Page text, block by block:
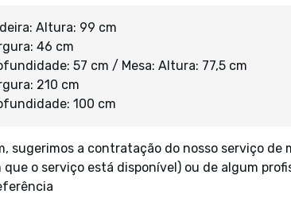
Altura: 99 cm
46 cm
57 cm / Mesa: Altura: 77,5 cm
210 cm
100 cm
sugerimos a contratação do nosso serviço de
que o serviço está disponível) ou de algum